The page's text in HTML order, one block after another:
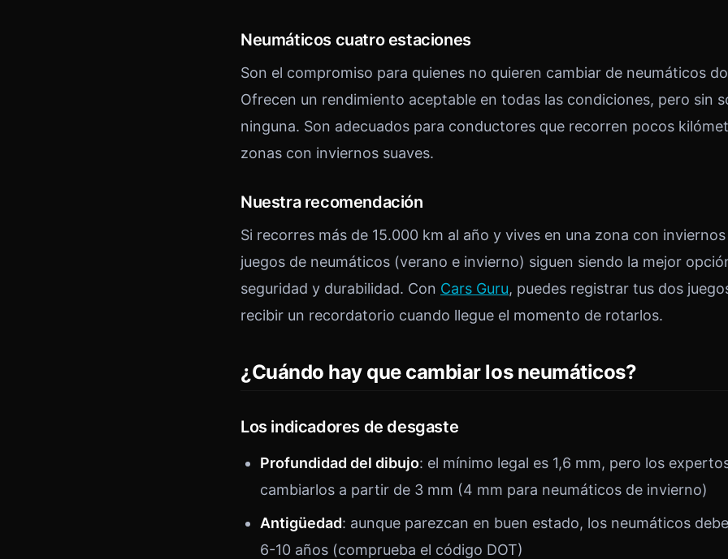
Neumáticos cuatro estaciones
Son el compromiso para quienes no quieren cambiar de neumáticos
Ofrecen un rendimiento aceptable en todas las condiciones, pero sin
ninguna. Son adecuados para conductores que recorren pocos
zonas con inviernos suaves.
Nuestra recomendación
Si recorres más de 15.000 km al año y vives en una zona con
juegos de neumáticos (verano e invierno) siguen siendo la mejor
seguridad y durabilidad. Con Cars Guru, puedes registrar tus dos
recibir un recordatorio cuando llegue el momento de rotarlos.
¿Cuándo hay que cambiar los neumáticos?
Los indicadores de desgaste
Profundidad del dibujo: el mínimo legal es 1,6 mm, pero los
cambiarlos a partir de 3 mm (4 mm para neumáticos de invierno)
Antigüedad: aunque parezcan en buen estado, los neumáticos
6-10 años (comprueba el código DOT)